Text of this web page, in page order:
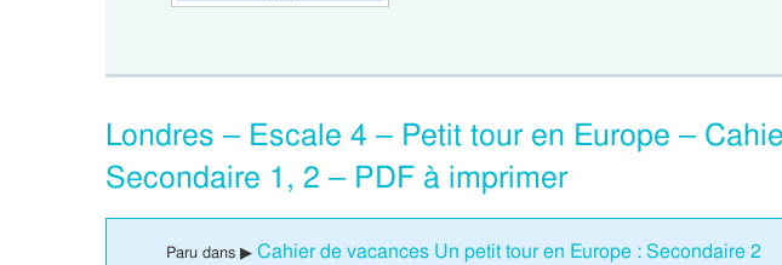
Londres – Escale 4 – Petit tour en Europe –
Secondaire 1, 2 – PDF à imprimer
Paru dans ▶ Cahier de vacances Un petit tour en Europe : Secondaire 2